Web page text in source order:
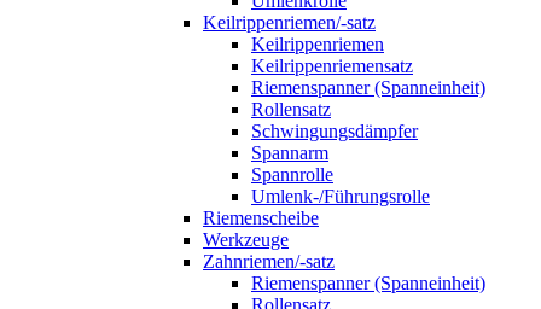
Keilrippenriemen/-satz
Keilrippenriemen
Keilrippenriemensatz
Riemenspanner (Spanneinheit)
Rollensatz
Schwingungsdämpfer
Spannarm
Spannrolle
Umlenk-/Führungsrolle
Riemenscheibe
Werkzeuge
Zahnriemen/-satz
Riemenspanner (Spanneinheit)
Rollensatz